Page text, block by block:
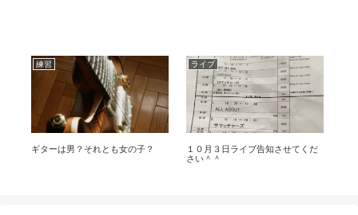
練習
ギターは男？それとも女の子？
ライブ
１０月３日ライブ告知させてくだ
さい＾＾